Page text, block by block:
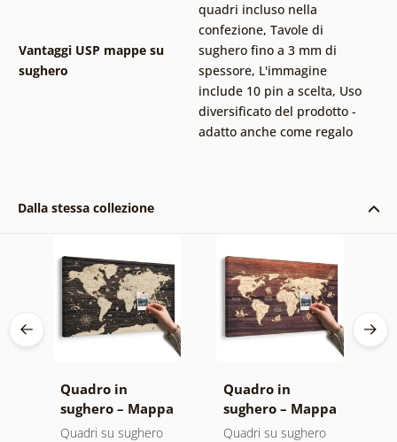
Vantaggi USP mappe su
sughero
quadri incluso nella
confezione, Tavole di
sughero fino a 3 mm di
spessore, L'immagine
include 10 pin a scelta, Uso
diversificato del prodotto -
adatto anche come regalo
Dalla stessa collezione
Quadro in
sughero – Mappa
su sfondo di legno
Quadri su sughero
Quadro in
sughero – Mappa
su legno
Quadri su sughero